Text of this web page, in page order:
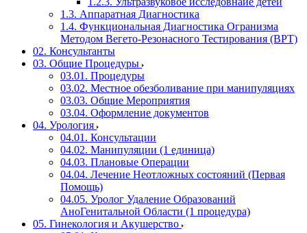
1.3. Аппаратная Диагностика
1.4. Функциональная Диагностика Огранизма
Методом Вегето-Резонасного Тестирования (ВРТ)
02. Консультанты
03. Общие Процедуры
03.01. Процедуры
03.02. Местное обезболивание при манипуляциях
03.03. Общие Мероприятия
03.04. Оформление документов
04. Урология
04.01. Консультации
04.02. Манипуляции (1 единица)
04.03. Плановые Операции
04.04. Лечение Неотложных состояний (Первая
Помощь)
04.05. Уролог Удаление Образований
АноГенитальной Области (1 процедура)
05. Гинекология и Акушерство